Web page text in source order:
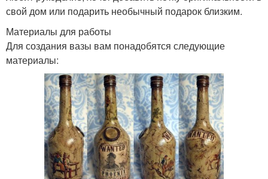
свой дом или подарить необычный подарок близким.
Материалы для работы
Для создания вазы вам понадобятся следующие
материалы: